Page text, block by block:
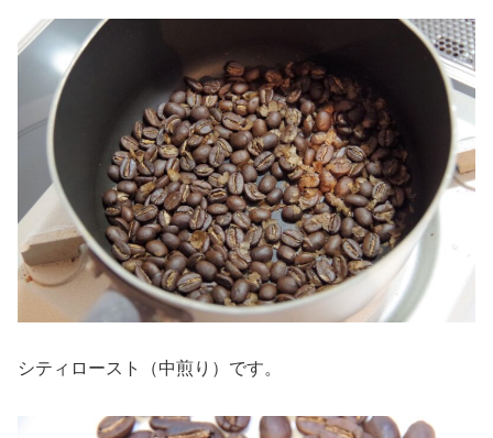
シティロースト（中煎り）です。